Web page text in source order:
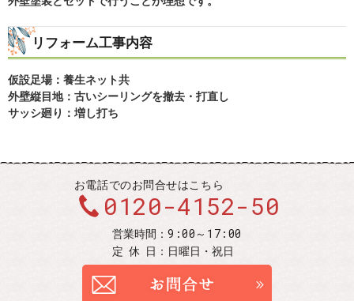
リフォーム工事内容
仮設足場：養生ネット共
外壁縦目地：古いシーリングを撤去・打直し
サッシ廻り：増し打ち
お電話でのお問合せはこちら
0120-4152-50
営業時間：9:00～17:00
定休 日： 日曜日・祝日